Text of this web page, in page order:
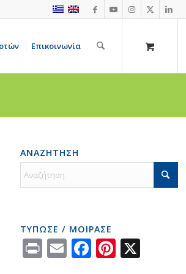
Επικοινωνία
ΑΝΑΖΗΤΗΣΗ
ΤΥΠΩΣΕ / ΜΟΙΡΑΣΕ
PrintEmailFacebook
Pinterest